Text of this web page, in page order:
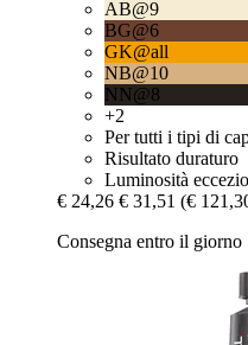
AB@9
BG@6
GK@all
NB@10
NN@8
+2
Per tutti i tipi di
Risultato duraturo
Luminosità
€ 24,26 € 31,51 (€
Consegna entro il giorno